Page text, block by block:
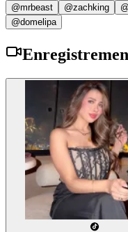
@mrbeast
@zachking
@domelipa